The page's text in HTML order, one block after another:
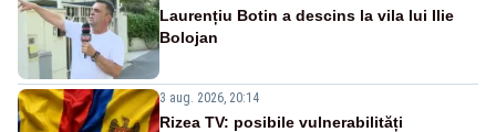
Laurențiu Botin a descins la vila lui Ilie
Bolojan
3 aug. 2026, 20:14
Rizea TV: posibile vulnerabilități